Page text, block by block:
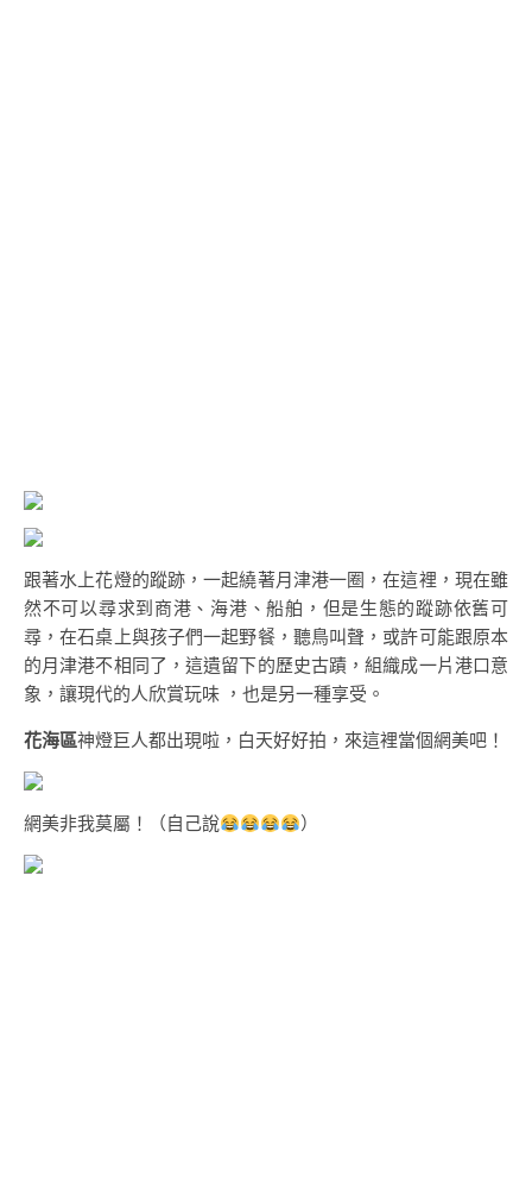
跟著水上花燈的蹤跡，一起繞著月津港一圈，在這裡，現在雖
然不可以尋求到商港、海港、船舶，但是生態的蹤跡依舊可
尋，在石桌上與孩子們一起野餐，聽鳥叫聲，或許可能跟原本
的月津港不相同了，這遺留下的歷史古蹟，組織成一片港口意
象，讓現代的人欣賞玩味 ，也是另一種享受。
花海區神燈巨人都出現啦，白天好好拍，來這裡當個網美吧！
網美非我莫屬！（自己說 ）